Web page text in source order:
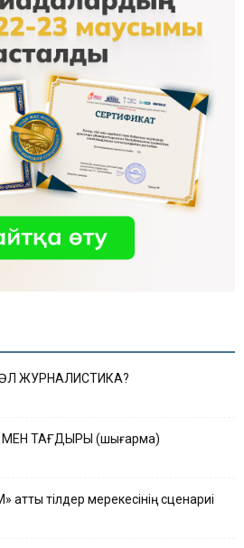
ЖУРНАЛИСТИКА?
ТАҒДЫРЫ (шығарма)
тілдер мерекесінің сценариі